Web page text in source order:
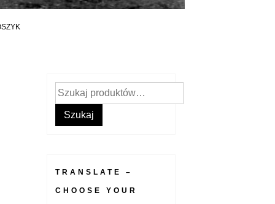
Szukaj:
Szukaj
TRANSLATE –
CHOOSE YOUR